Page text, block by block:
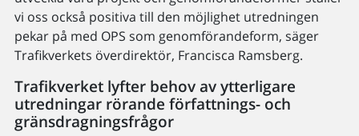
vi oss också positiva till den möjlighet utredningen
pekar på med OPS som genomförandeform, säger
Trafikverkets överdirektör, Francisca Ramsberg.
Trafikverket lyfter behov av ytterligare
utredningar rörande författnings- och
gränsdragningsfrågor